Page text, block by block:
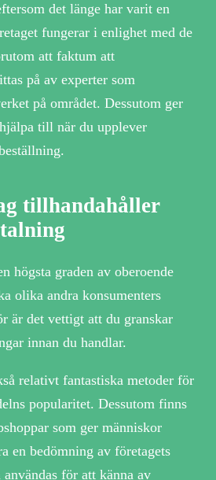
det länge har varit en
fungerar i enlighet med de
att faktum att
på av experter som
på området. Dessutom ger
till när du upplever
tillhandahåller
högsta graden av oberoende
olika andra konsumenters
är det vettigt att du granskar
innan du handlar.
relativt fantastiska metoder för
popularitet. Dessutom finns
som ger människor
en bedömning av företagets
för att känna av